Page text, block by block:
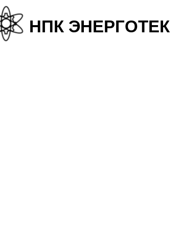
НПК ЭНЕРГОТЕК